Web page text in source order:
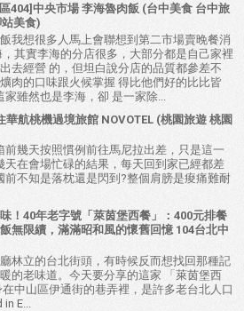
404]中央市場 李海魯肉飯 (台中美食 台中旅
美食)
我想很多人馬上會聯想到第二市場賣晚餐消
其實李海的分店很多，大部分都是自己家裡
去經營 的，但坦白說分店的品質都參差不
肉的口味跟火候掌握 得比他們好的比比皆
雖然也是李海，卻 是一家除...
航桃機過境旅館 NOVOTEL (桃園旅遊 桃園
幾天按照慣例前往馬尼拉出差，只是這一
天在會場忙碌的結果，每天回到家已經都差
不知是落枕還是閃到?整個肩膀是痠痛難耐
！40年老字號「萊茵堡西餐」：400元排餐
無限續，滿滿昭和風的懷舊回憶 104台北中
林立的台北街頭，有時候反而想找回那種記
的老味道。今天要分享的這家 「萊茵堡西
中山區伊通街的巷弄裡，是許多老台北人口
E...